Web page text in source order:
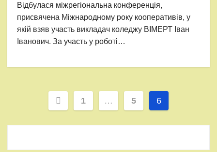
Відбулася міжрегіональна конференція,
присвячена Міжнародному року кооперативів, у
якій взяв участь викладач коледжу ВІМЕРТ Іван
Іванович. За участь у роботі…
Пагінація
записів
1 … 5 6